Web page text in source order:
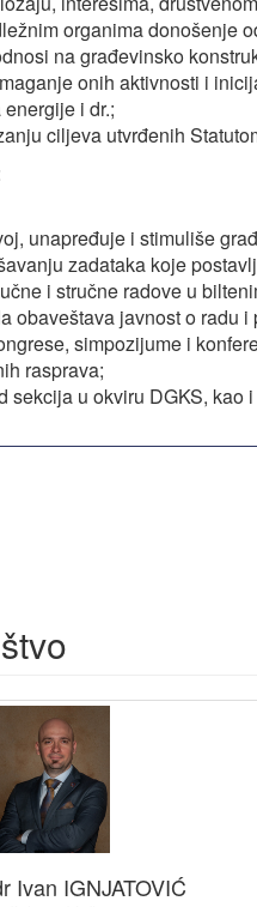
organima donošenje
na građevinsko
onih aktivnosti i
i dr.;
ciljeva utvrđenih
unapređuje i stimuliše
zadataka koje
i stručne radove u
obaveštava javnost o radu i
simpozijume i
rasprava;
sekcija u okviru DGKS,
Ivan IGNJATOVIĆ